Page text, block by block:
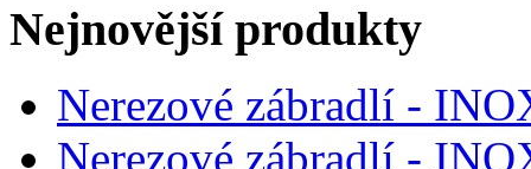
Nejnovější produkty
Nerezové zábradlí -
Nerezové zábradlí -